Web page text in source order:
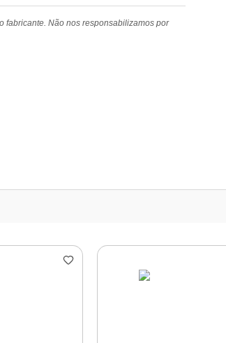
fabricante. Não nos responsabilizamos por